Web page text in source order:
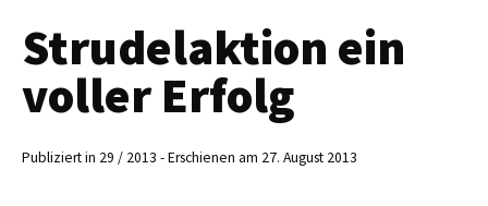
Strudelaktion ein
voller Erfolg
Publiziert in 29 / 2013 - Erschienen am 27. August 2013